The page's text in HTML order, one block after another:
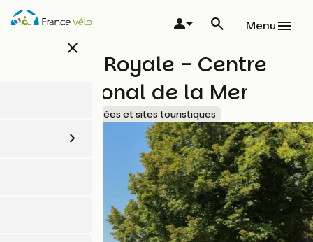
Aller
au
close
Menu
Corderie Royale - Centre
International de la Mer
Musées et sites touristiques